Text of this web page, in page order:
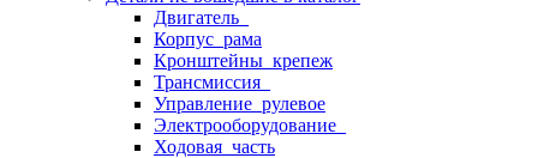
Двигатель_
Корпус_рама
Кронштейны_крепеж
Трансмиссия_
Управление_рулевое
Электрооборудование_
Ходовая_часть